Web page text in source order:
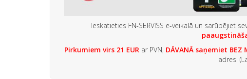
Ieskatieties FN-SERVISS e-veikalā un sarūpējiet
Pirkumiem virs 21 EUR ar PVN, DĀVANĀ saņemiet BEZ
adresi